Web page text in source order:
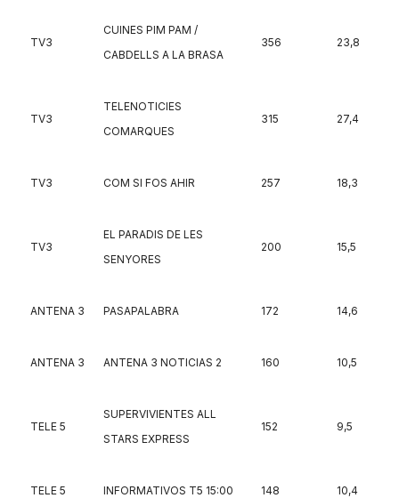
TV3
CUINES PIM PAM /
CABDELLS A LA BRASA
356 23,8
TV3
TELENOTICIES
COMARQUES
315 27,4
TV3 COM SI FOS AHIR 257 18,3
TV3
EL PARADIS DE LES
SENYORES
200 15,5
ANTENA 3 PASAPALABRA 172 14,6
ANTENA 3 ANTENA 3 NOTICIAS 2 160 10,5
TELE 5
SUPERVIVIENTES ALL
STARS EXPRESS
152 9,5
TELE 5 INFORMATIVOS T5 15:00 148 10,4